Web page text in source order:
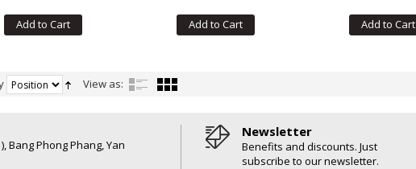
Add to Cart Add to Cart Add to Cart
View as:
Bang Phong Phang, Yan
Newsletter
Benefits and discounts. Just
subscribe to our newsletter.